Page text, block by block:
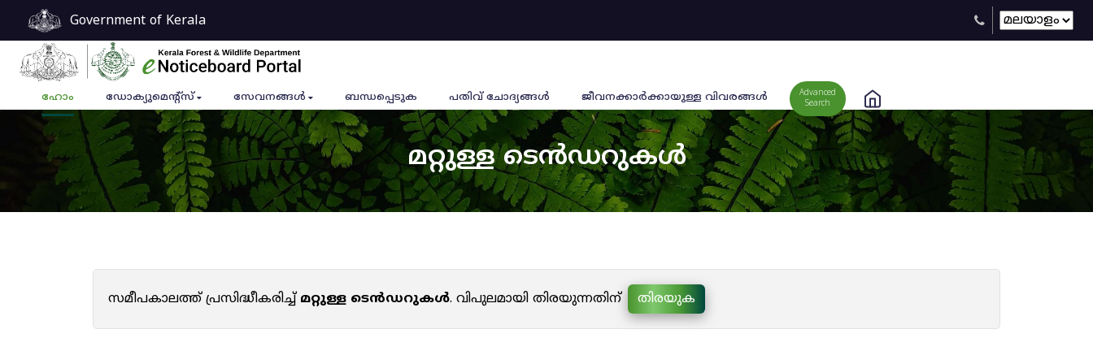
Government of Kerala
ഹോം ഡോക്യുമെൻ്റ്സ് സേവനങ്ങൾ ബന്ധപ്പെടുക പതിവ് ചോദ്യങ്ങൾ ജീവനക്കാര്‍ക്കായുള്ള വിവരങ്ങള്‍
Advanced
Search
മറ്റുള്ള ടെൻഡറുകൾ
സമീപകാലത്ത് പ്രസിദ്ധീകരിച്ച്മറ്റുള്ള ടെൻഡറുകൾ. വിപുലമായി തിരയുന്നതിന് തിരയുക